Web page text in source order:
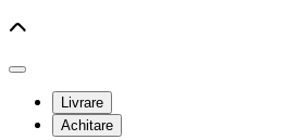
Livrare
Achitare